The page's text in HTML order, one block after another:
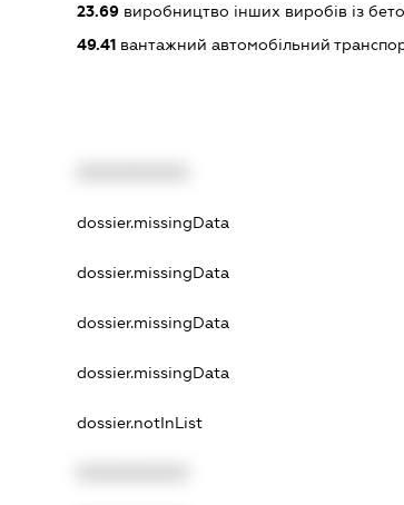
23.69 виробництво інших виробів із
49.41 вантажний автомобільний
dossier.missingData
dossier.missingData
dossier.missingData
dossier.missingData
dossier.notInList